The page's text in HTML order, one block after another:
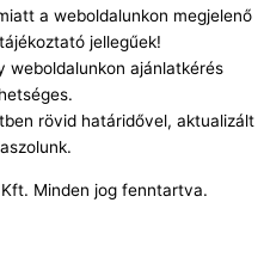
a weboldalunkon megjelenő
jellegűek!
weboldalunkon ajánlatkérés
rövid határidővel, aktualizált
Minden jog fenntartva.